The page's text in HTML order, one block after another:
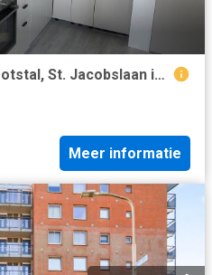
Appartement te huur Grootstal, St. Jacobslaan in Nijmegen
Meer informatie